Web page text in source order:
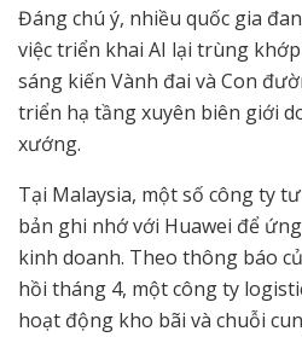
Đáng chú ý, nhiều quốc gia
việc triển khai AI lại trùng
sáng kiến Vành đai và Con
triển hạ tầng xuyên biên giới
xướng.
Tại Malaysia, một số công ty
bản ghi nhớ với Huawei để
kinh doanh. Theo thông báo
hồi tháng 4, một công ty
hoạt động kho bãi và chuỗi